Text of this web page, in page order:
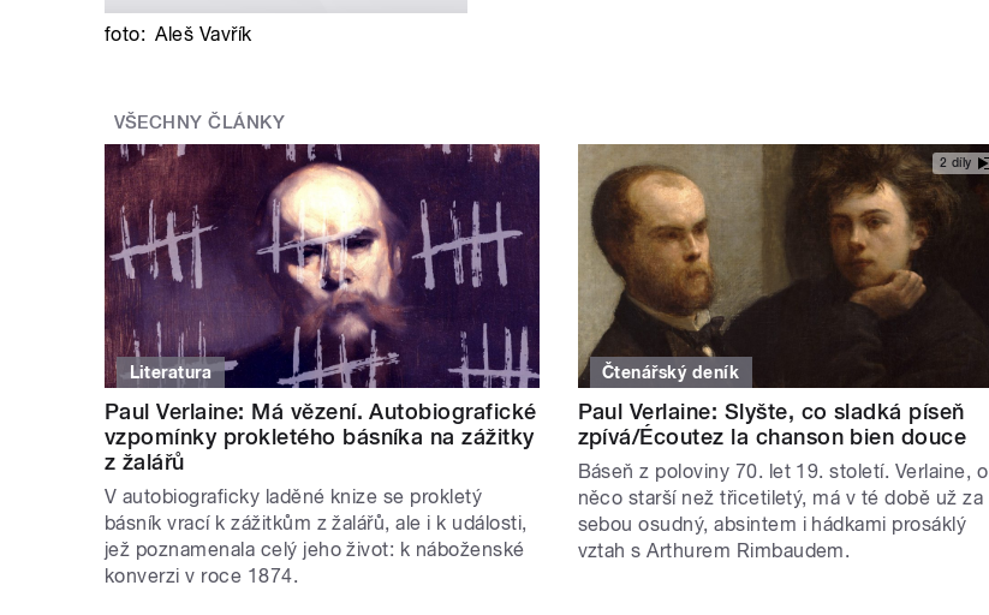
foto: Aleš Vavřík
VŠECHNY ČLÁNKY
Literatura
Paul Verlaine: Má vězení. Autobiografické
vzpomínky prokletého básníka na zážitky
z žalářů
V autobiograficky laděné knize se prokletý
básník vrací k zážitkům z žalářů, ale i k události,
jež poznamenala celý jeho život: k náboženské
konverzi v roce 1874.
2 díly
Čtenářský deník
Paul Verlaine: Slyšte, co sladká píseň
zpívá/Écoutez la chanson bien douce
Báseň z poloviny 70. let 19. století. Verlaine, o
něco starší než třicetiletý, má v té době už za
sebou osudný, absintem i hádkami prosáklý
vztah s Arthurem Rimbaudem.